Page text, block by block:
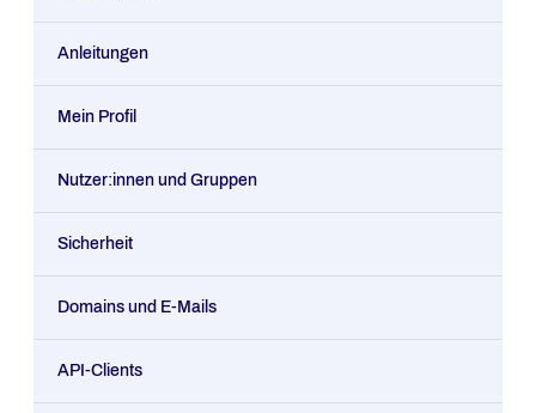
Anleitungen
Mein Profil
Nutzer:innen und Gruppen
Sicherheit
Domains und E-Mails
API-Clients